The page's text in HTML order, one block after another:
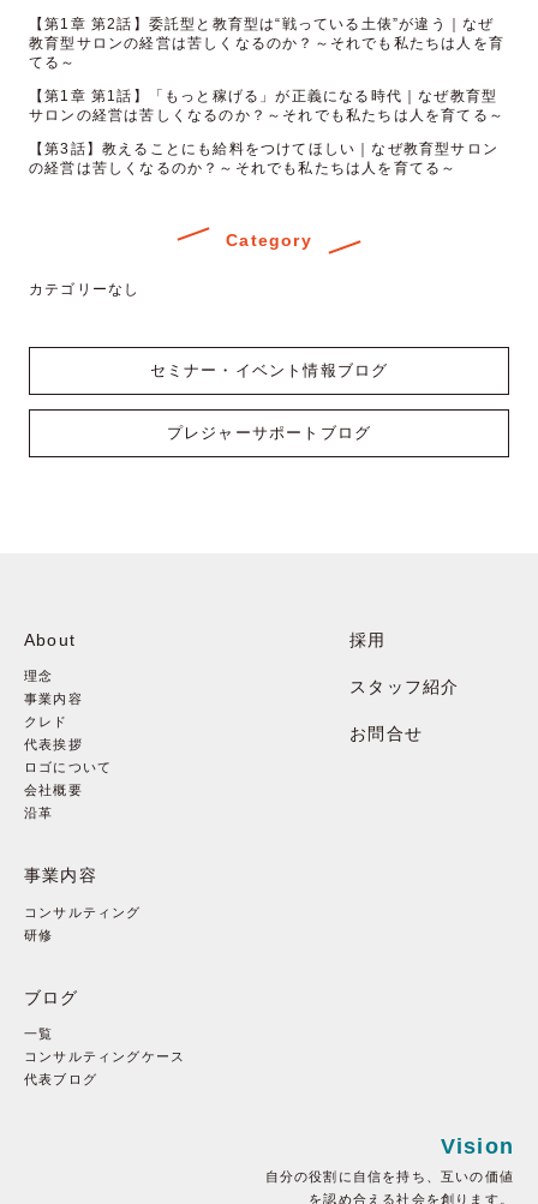
【第1章 第2話】委託型と教育型は“戦っている土俵”が違う｜なぜ
教育型サロンの経営は苦しくなるのか？～それでも私たちは人を育
てる～
【第1章 第1話】「もっと稼げる」が正義になる時代｜なぜ教育型
サロンの経営は苦しくなるのか？～それでも私たちは人を育てる～
【第3話】教えることにも給料をつけてほしい｜なぜ教育型サロン
の経営は苦しくなるのか？～それでも私たちは人を育てる～
Category
カテゴリーなし
セミナー・イベント情報ブログ
プレジャーサポートブログ
About
理念
事業内容
クレド
代表挨拶
ロゴについて
会社概要
沿革
事業内容
コンサルティング
研修
ブログ
一覧
コンサルティングケース
代表ブログ
採用
スタッフ紹介
お問合せ
Vision
自分の役割に自信を持ち、互いの価値
を認め合える社会を創ります。